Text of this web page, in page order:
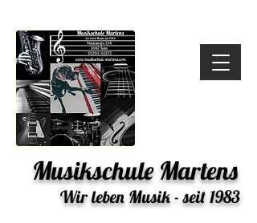
Musikschule Martens
Wir leben Musik - seit 1983